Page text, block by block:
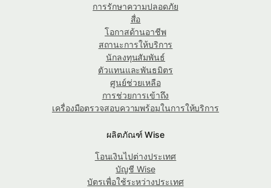
การรักษาความปลอดภัย
สื่อ
โอกาสด้านอาชีพ
สถานะการให้บริการ
นักลงทุนสัมพันธ์
ตัวแทนและพันธมิตร
ศูนย์ช่วยเหลือ
การช่วยการเข้าถึง
เครื่องมือตรวจสอบความพร้อมในการให้บริการ
ผลิตภัณฑ์ Wise
โอนเงินไปต่างประเทศ
บัญชี Wise
บัตรเพื่อใช้ระหว่างประเทศ